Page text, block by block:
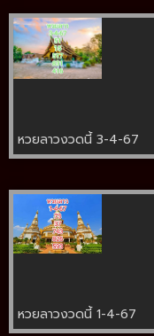
หวยลาวงวดนี้ 3-4-67
หวยลาวงวดนี้ 1-4-67